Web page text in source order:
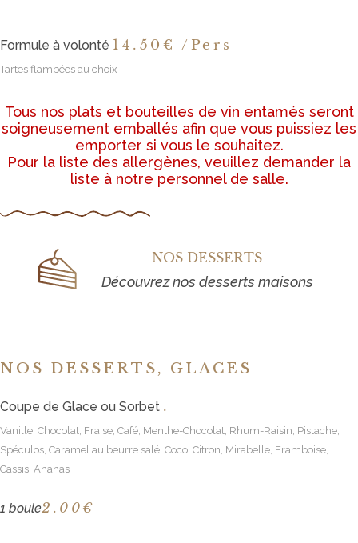
Formule à volonté 14 .50€ /Pers
Tartes flambées au choix
Tous nos plats et bouteilles de vin entamés seront
soigneusement emballés afin que vous puissiez les
emporter si vous le souhaitez.
Pour la liste des allergènes, veuillez demander la
liste à notre personnel de salle.
NOS DESSERTS
Découvrez nos desserts maisons
NOS DESSERTS, GLACES
Coupe de Glace ou Sorbet .
Vanille, Chocolat, Fraise, Café, Menthe-Chocolat, Rhum-Raisin, Pistache,
Spéculos, Caramel au beurre salé, Coco, Citron, Mirabelle, Framboise,
Cassis, Ananas
1 boule2 .00€